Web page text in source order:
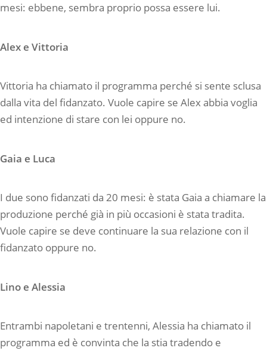
mesi: ebbene, sembra proprio possa essere lui.
Alex e Vittoria
Vittoria ha chiamato il programma perché si sente sclusa
dalla vita del fidanzato. Vuole capire se Alex abbia voglia
ed intenzione di stare con lei oppure no.
Gaia e Luca
I due sono fidanzati da 20 mesi: è stata Gaia a chiamare la
produzione perché già in più occasioni è stata tradita.
Vuole capire se deve continuare la sua relazione con il
fidanzato oppure no.
Lino e Alessia
Entrambi napoletani e trentenni, Alessia ha chiamato il
programma ed è convinta che la stia tradendo e